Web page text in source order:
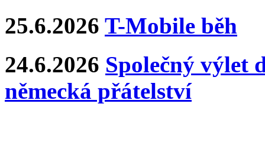
25.6.2026 T-Mobile běh
24.6.2026 Společný výlet
německá přátelství